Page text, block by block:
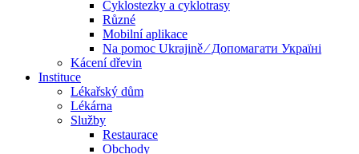
Cyklostezky a cyklotrasy
Různé
Mobilní aplikace
Na pomoc Ukrajině ⁄ Допомагати Україні
Kácení dřevin
Instituce
Lékařský dům
Lékárna
Služby
Restaurace
Obchody